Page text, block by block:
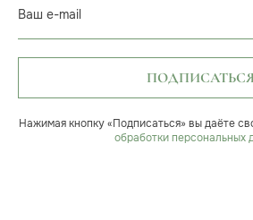
Ваш e-mail
ПОДПИСАТЬСЯ
Нажимая кнопку «Подписаться» вы даёте
обработки персональных